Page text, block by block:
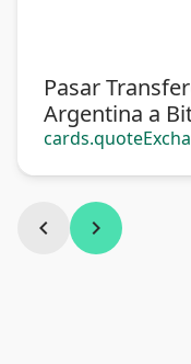
Pasar
Argentina a
chevron_left chevron_right